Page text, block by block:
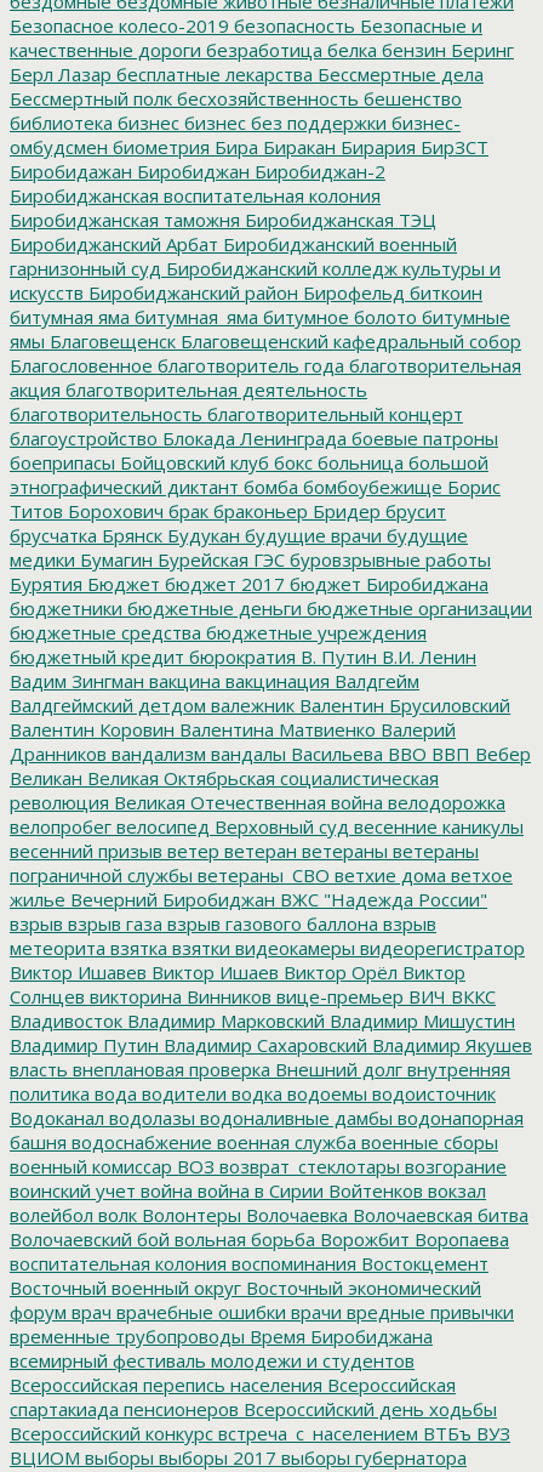
Безопасное колесо-2019 безопасность Безопасные и
качественные дороги безработица белка бензин Беринг
Берл Лазар бесплатные лекарства Бессмертные дела
Бессмертный полк бесхозяйственность бешенство
библиотека бизнес бизнес без поддержки бизнес-
омбудсмен биометрия Бира Биракан Бирария БирЗСТ
Биробидажан Биробиджан Биробиджан-2
Биробиджанская воспитательная колония
Биробиджанская таможня Биробиджанская ТЭЦ
Биробиджанский Арбат Биробиджанский военный
гарнизонный суд Биробиджанский колледж культуры и
искусств Биробиджанский район Бирофельд биткоин
битумная яма битумная_яма битумное болото битумные
ямы Благовещенск Благовещенский кафедральный собор
Благословенное благотворитель года благотворительная
акция благотворительная деятельность
благотворительность благотворительный концерт
благоустройство Блокада Ленинграда боевые патроны
боеприпасы Бойцовский клуб бокс больница большой
этнографический диктант бомба бомбоубежище Борис
Титов Борохович брак браконьер Бридер брусит
брусчатка Брянск Будукан будущие врачи будущие
медики Бумагин Бурейская ГЭС буровзрывные работы
Бурятия Бюджет бюджет 2017 бюджет Биробиджана
бюджетники бюджетные деньги бюджетные организации
бюджетные средства бюджетные учреждения
бюджетный кредит бюрократия В. Путин В.И. Ленин
Вадим Зингман вакцина вакцинация Валдгейм
Валдгеймский детдом валежник Валентин Брусиловский
Валентин Коровин Валентина Матвиенко Валерий
Дранников вандализм вандалы Васильева ВВО ВВП Вебер
Великан Великая Октябрьская социалистическая
революция Великая Отечественная война велодорожка
велопробег велосипед Верховный суд весенние каникулы
весенний призыв ветер ветеран ветераны ветераны
пограничной службы ветераны_СВО ветхие дома ветхое
жилье Вечерний Биробиджан ВЖС "Надежда России"
взрыв взрыв газа взрыв газового баллона взрыв
метеорита взятка взятки видеокамеры видеорегистратор
Виктор Ишавев Виктор Ишаев Виктор Орёл Виктор
Солнцев викторина Винников вице-премьер ВИЧ ВККС
Владивосток Владимир Марковский Владимир Мишустин
Владимир Путин Владимир Сахаровский Владимир Якушев
власть внеплановая проверка Внешний долг внутренняя
политика вода водители водка водоемы водоисточник
Водоканал водолазы водоналивные дамбы водонапорная
башня водоснабжение военная служба военные сборы
военный комиссар ВОЗ возврат_стеклотары возгорание
воинский учет война война в Сирии Войтенков вокзал
волейбол волк Волонтеры Волочаевка Волочаевская битва
Волочаевский бой вольная борьба Ворожбит Воропаева
воспитательная колония воспоминания Востокцемент
Восточный военный округ Восточный экономический
форум врач врачебные ошибки врачи вредные привычки
временные трубопроводы Время Биробиджана
всемирный фестиваль молодежи и студентов
Всероссийская перепись населения Всероссийская
спартакиада пенсионеров Всероссийский день ходьбы
Всероссийский конкурс встреча_с_населением ВТБъ ВУЗ
ВЦИОМ выборы выборы 2017 выборы губернатора